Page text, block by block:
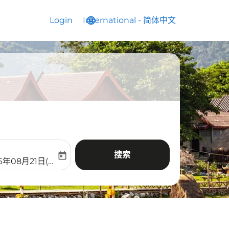
Login language
International - 简体中文
keyboard_arrow_down
label
return-date-aria-label
08月21日(周五)
today 搜索